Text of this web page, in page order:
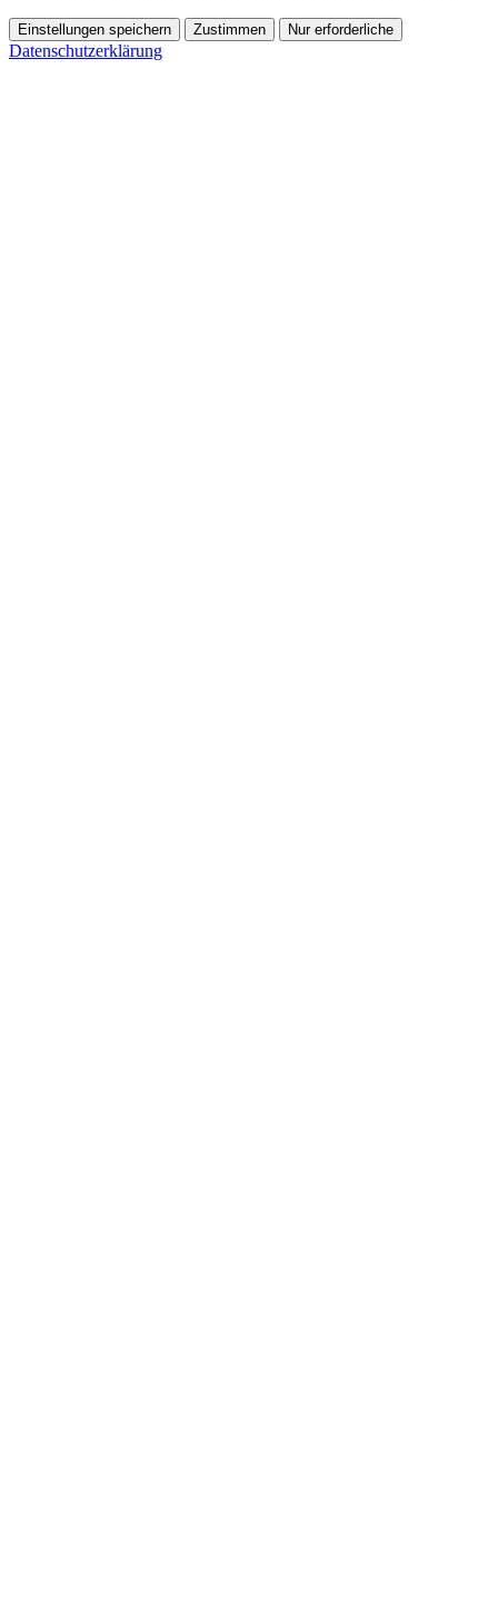
Einstellungen speichern Zustimmen Nur erforderliche
Datenschutzerklärung